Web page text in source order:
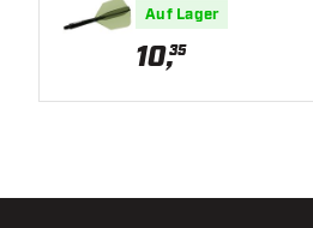
Auf Lager
10,35